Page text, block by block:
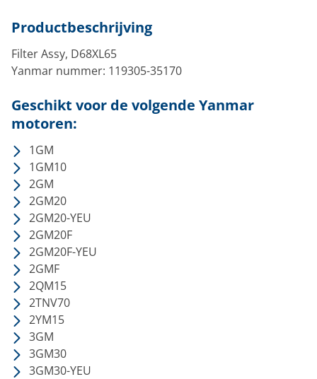
Productbeschrijving
Filter Assy, D68XL65
Yanmar nummer: 119305-35170
Geschikt voor de volgende Yanmar
motoren:
​1GM
1GM10
2GM
2GM20
2GM20-YEU
2GM20F
2GM20F-YEU
2GMF
2QM15
2TNV70
2YM15
3GM
3GM30
3GM30-YEU